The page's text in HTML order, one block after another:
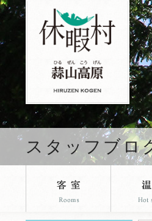
スタッフブロ